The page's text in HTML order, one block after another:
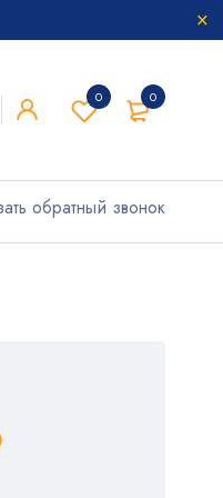
0
0
обратный звонок